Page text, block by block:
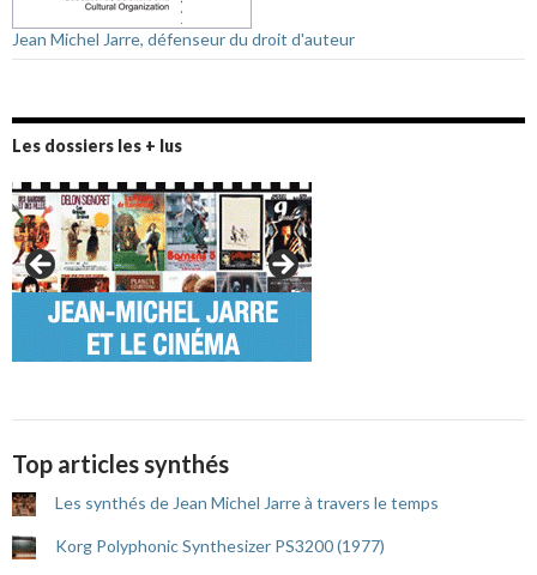
Jean Michel Jarre, défenseur du droit d'auteur
Les dossiers les + lus
Top articles synthés
Les synthés de Jean Michel Jarre à travers le temps
Korg Polyphonic Synthesizer PS3200 (1977)